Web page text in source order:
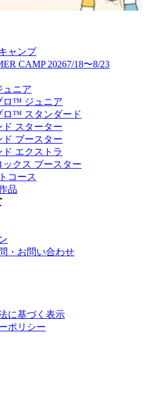
ャンプ
CAMP 20267/18〜8/23
ュニア
ロ™︎ ジュニア
ロ™︎ スタンダード
ド スターター
ド ブースター
ド エクストラ
ックス ブースター
コース
品
・ お問い合わせ
に基づく表示
ポリシー